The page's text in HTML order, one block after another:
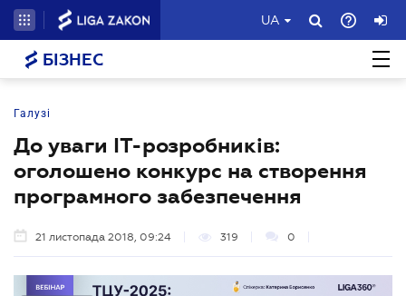
UA
БІЗНЕС
Галузі
До уваги IT-розробників:
оголошено конкурс на створення
програмного забезпечення
21 листопада 2018, 09:24 319 0